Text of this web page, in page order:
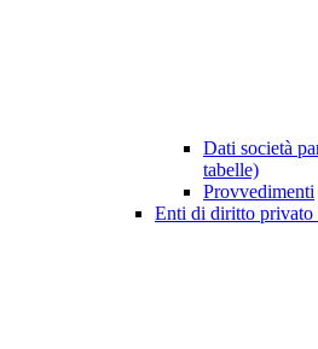
Dati società
tabelle)
Provvedimenti
Enti di diritto privato